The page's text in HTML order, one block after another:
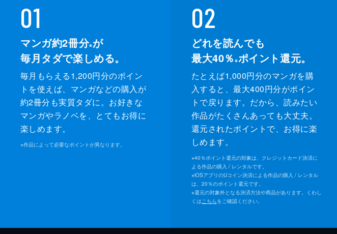
01
マンガ約2冊分※が
毎月タダで楽しめる。
毎月もらえる1,200円分のポイン
トを使えば、マンガなどの購入が
約2冊分も実質タダに。お好きな
マンガやラノベを、とてもお得に
楽しめます。
※作品によって必要なポイントが異なります。
02
どれを読んでも
最大40％ ※ポイント還元。
たとえば1,000円分のマンガを購
入すると、最大400円分がポイン
トで戻ります。だから、読みたい
作品がたくさんあっても大丈夫。
還元されたポイントで、お得に楽
しめます。
※40％ポイント還元の対象は、クレジットカード決済に
よる作品の購入 / レンタルです。
※iOSアプリのUコイン決済による作品の購入 / レンタル
は、20％のポイント還元です。
※還元の対象外となる決済方法や商品があります。くわし
くはこちらをご確認ください。